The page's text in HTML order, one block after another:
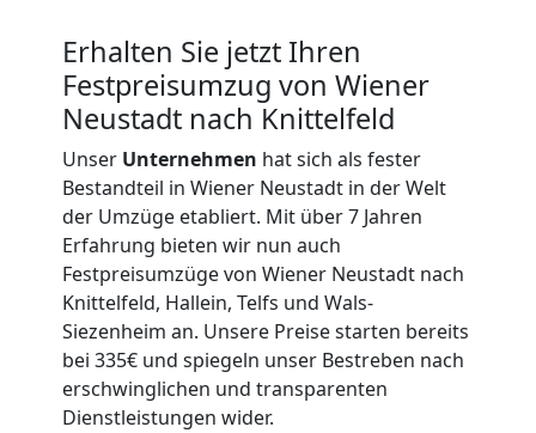
Erhalten Sie jetzt Ihren
Festpreisumzug von Wiener
Neustadt nach Knittelfeld
Unser Unternehmen hat sich als fester
Bestandteil in Wiener Neustadt in der Welt
der Umzüge etabliert. Mit über 7 Jahren
Erfahrung bieten wir nun auch
Festpreisumzüge von Wiener Neustadt nach
Knittelfeld, Hallein, Telfs und Wals-
Siezenheim an. Unsere Preise starten bereits
bei 335€ und spiegeln unser Bestreben nach
erschwinglichen und transparenten
Dienstleistungen wider.
Neustadt
Möbeltransport
Wiener
Neustadt
Beiladung
Wiener